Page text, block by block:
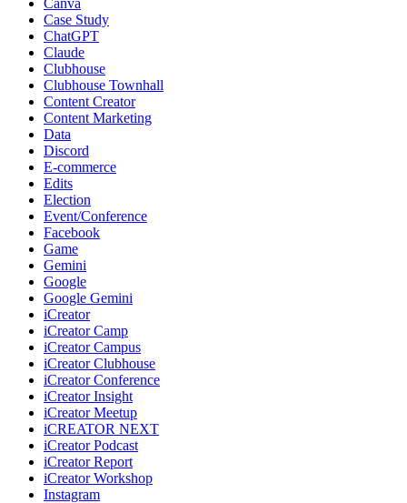
Case Study
ChatGPT
Claude
Clubhouse
Clubhouse Townhall
Content Creator
Content Marketing
Data
Discord
E-commerce
Edits
Election
Event/Conference
Facebook
Game
Gemini
Google
Google Gemini
iCreator
iCreator Camp
iCreator Campus
iCreator Clubhouse
iCreator Conference
iCreator Insight
iCreator Meetup
iCREATOR NEXT
iCreator Podcast
iCreator Report
iCreator Workshop
Instagram